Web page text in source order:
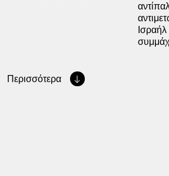
Περισσότερα